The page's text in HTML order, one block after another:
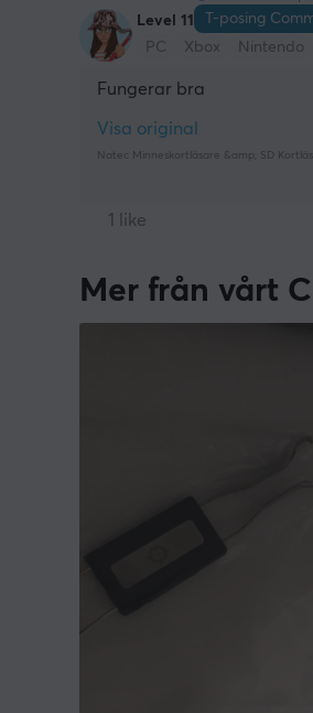
Level 11
T-posing
PC
Xbox Nintendo
Fungerar bra
Visa original
Natec Minneskortläsare &amp; SD
1 like
Mer från vårt